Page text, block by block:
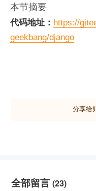
本节摘要
代码地址： https://
geekbang/django
分享给
全部留言 (23)